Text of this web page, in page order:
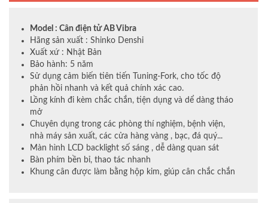
Model : Cân điện tử AB Vibra
Hãng sản xuất : Shinko Denshi
Xuất xứ : Nhật Bản
Bảo hành: 5 năm
Sử dụng cảm biến tiên tiến Tuning-Fork, cho tốc độ
phản hồi nhanh và kết quả chính xác cao.
Lồng kính đi kèm chắc chắn, tiện dụng và dể dàng tháo
mở
Chuyên dụng trong các phòng thí nghiệm, bệnh viện,
nhà máy sản xuất, các cửa hàng vàng , bạc, đá quý...
Màn hình LCD backlight số sáng , dễ dàng quan sát
Bàn phím bền bỉ, thao tác nhanh
Khung cân được làm bằng hộp kim, giúp cân chắc chắn